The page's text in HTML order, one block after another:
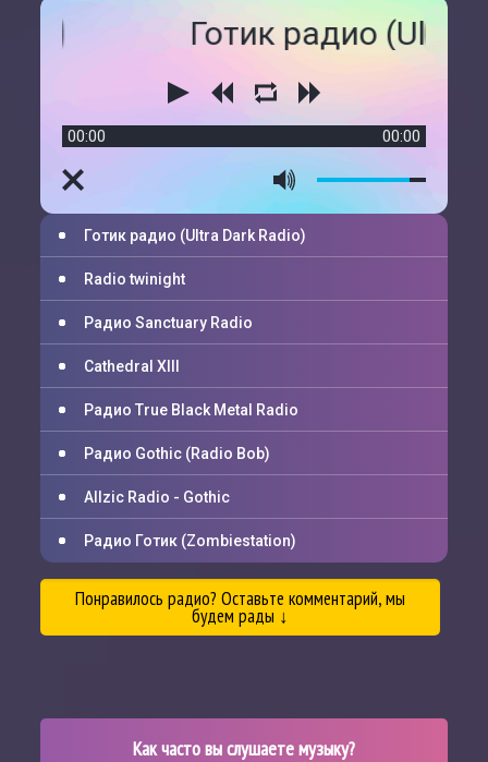
Готик радио (Ultra Dark
00:00 00:00
Готик радио (Ultra Dark Radio)
Radio twinight
Радио Sanctuary Radio
Cathedral XIII
Радио True Black Metal Radio
Радио Gothic (Radio Bob)
Allzic Radio - Gothic
Радио Готик (Zombiestation)
Понравилось радио? Оставьте комментарий, мы
будем рады ↓
Как часто вы слушаете музыку?